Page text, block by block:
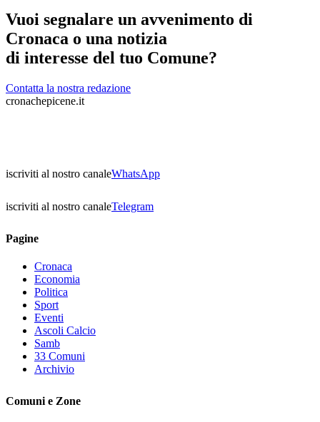
Vuoi segnalare un avvenimento di
Cronaca o una notizia
di interesse del tuo Comune?
Contatta la nostra redazione
cronachepicene.it
iscriviti al nostro canaleWhatsApp
iscriviti al nostro canaleTelegram
Pagine
Cronaca
Economia
Politica
Sport
Eventi
Ascoli Calcio
Samb
33 Comuni
Archivio
Comuni e Zone